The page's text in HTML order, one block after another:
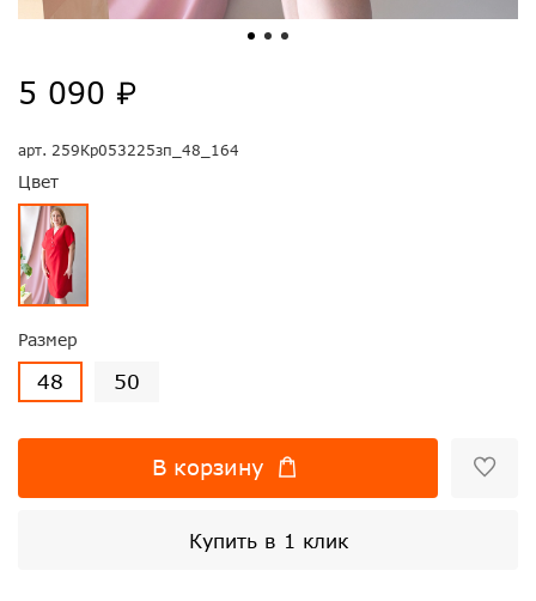
арт. 259Кр053225зп_48_164
Цвет
Размер
48 50
5 090 ₽
В корзину
Купить в 1 клик